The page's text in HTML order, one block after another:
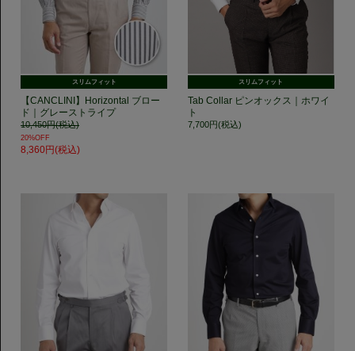
スリムフィット
【CANCLINI】Horizontal ブロー
ド｜グレーストライプ
10,450円(税込)
20%OFF
8,360円(税込)
スリムフィット
Tab Collar ピンオックス｜ホワイ
ト
7,700円(税込)